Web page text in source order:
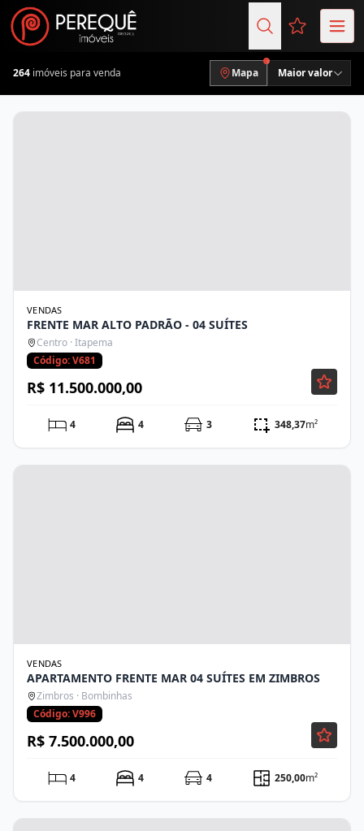
Favoritos
264 imóveis para venda Mapa Maior valor
VENDAS
FRENTE MAR ALTO PADRÃO - 04 SUÍTES
Centro · Itapema
Código: V681
R$ 11.500.000,00
4 4 3 348,37m²
VENDAS
APARTAMENTO FRENTE MAR 04 SUÍTES EM ZIMBROS
Zimbros · Bombinhas
Código: V996
R$ 7.500.000,00
4 4 4 250,00m²